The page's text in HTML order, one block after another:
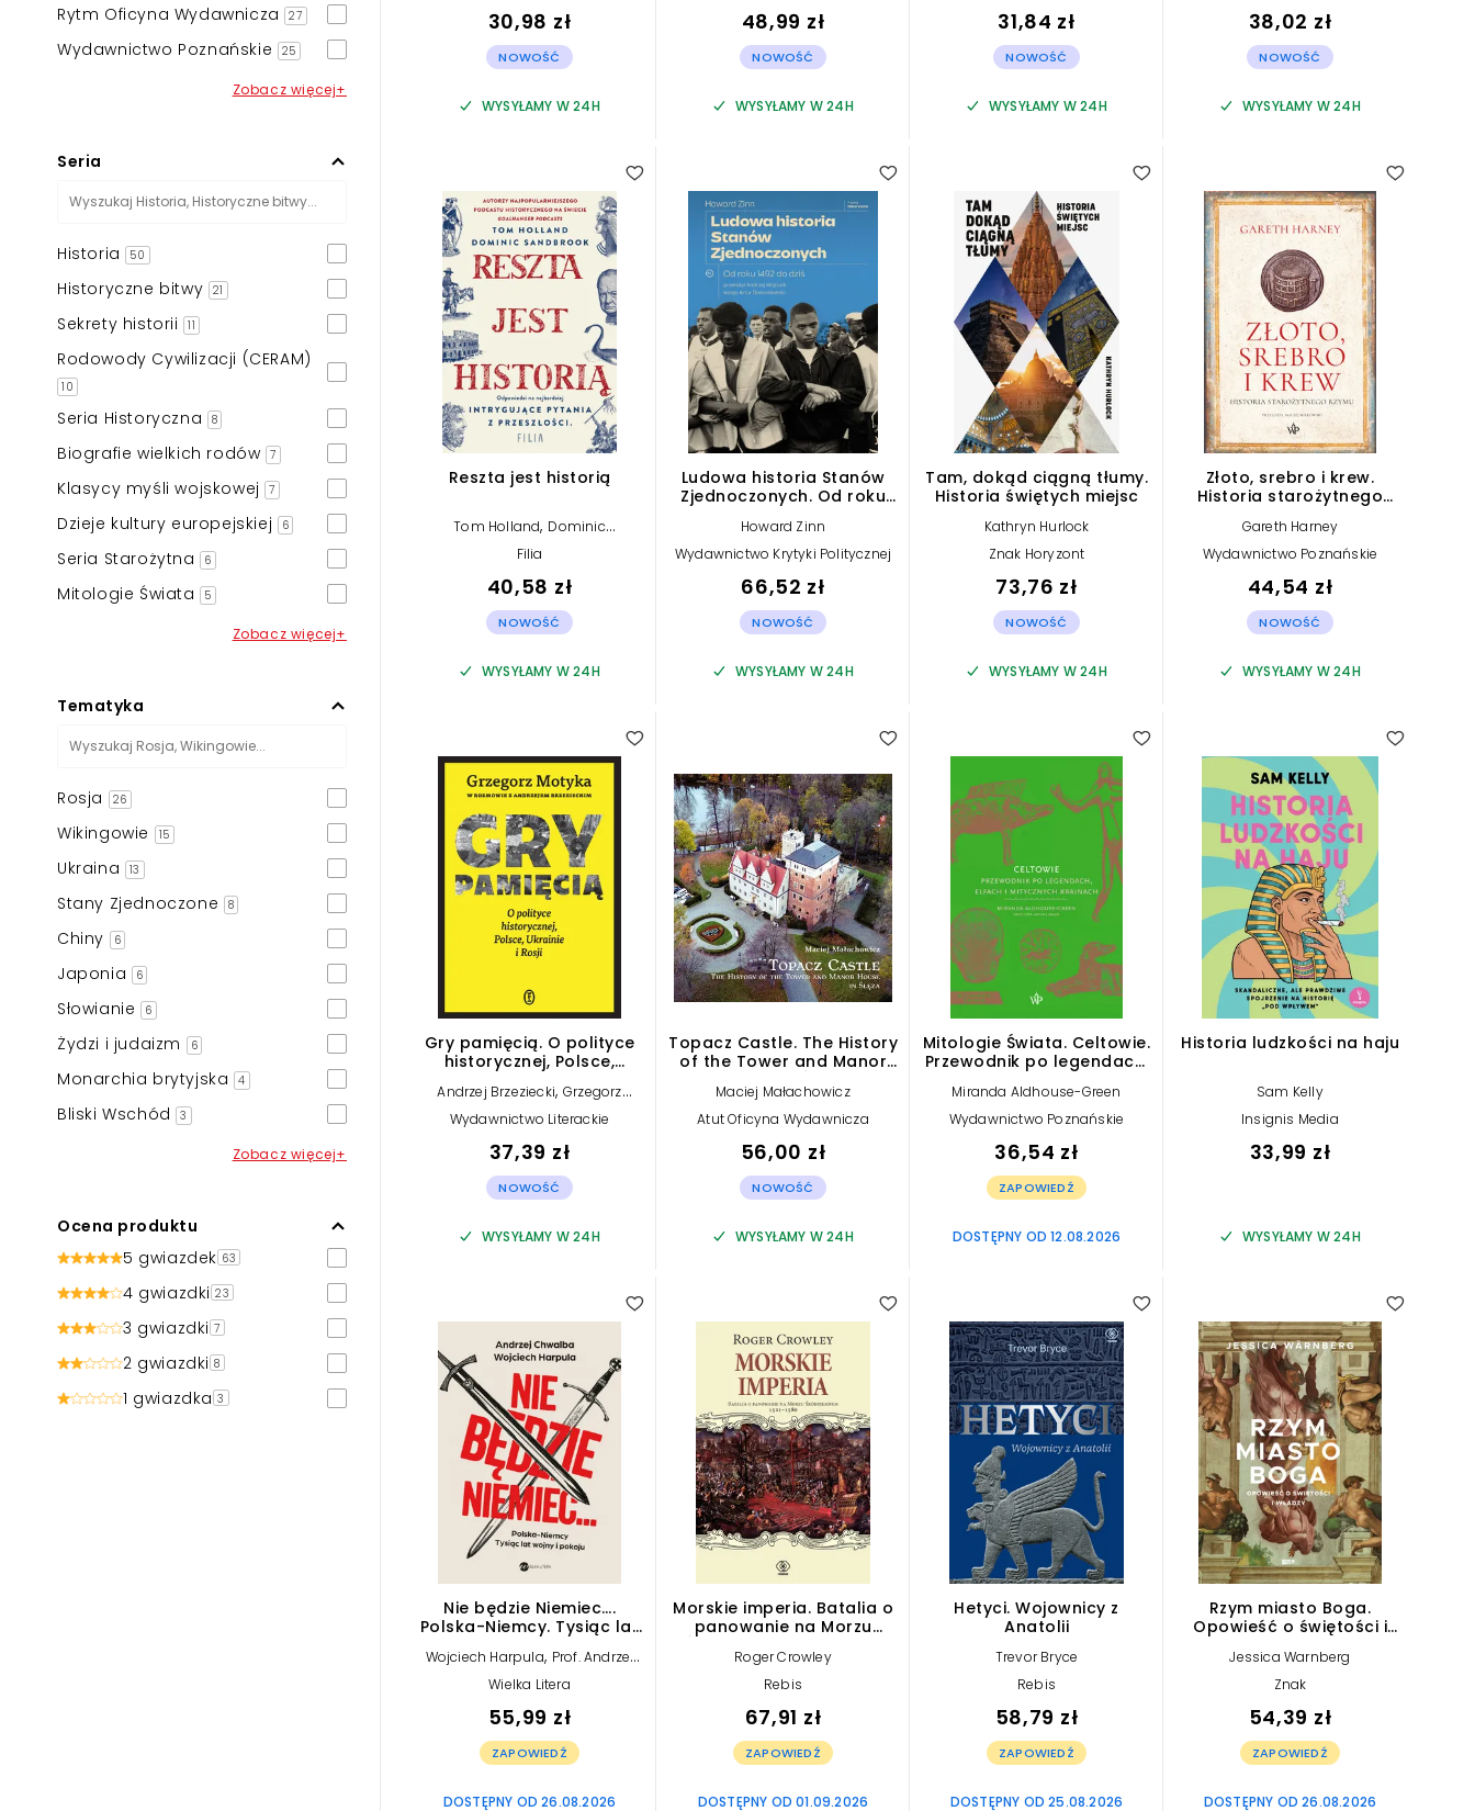
Rytm Oficyna Wydawnicza 27
Wydawnictwo Poznańskie 25
Zobacz więcej+
Seria
Historia 50
Historyczne bitwy 21
Sekrety historii 11
Rodowody Cywilizacji (CERAM)
10
Seria Historyczna 8
Biografie wielkich rodów 7
Klasycy myśli wojskowej 7
Dzieje kultury europejskiej 6
Seria Starożytna 6
Mitologie Świata 5
Zobacz więcej+
Tematyka
Rosja 26
Wikingowie 15
Ukraina 13
Stany Zjednoczone 8
Chiny 6
Japonia 6
Słowianie 6
Żydzi i judaizm 6
Monarchia brytyjska 4
Bliski Wschód 3
Zobacz więcej+
Ocena produktu
5 gwiazdek 63
4 gwiazdki 23
3 gwiazdki 7
2 gwiazdki 8
1 gwiazdka 3
30,98 zł
NOWOŚĆ
WYSYŁAMY W 24H
48,99 zł
NOWOŚĆ
WYSYŁAMY W 24H
31,84 zł
NOWOŚĆ
WYSYŁAMY W 24H
38,02 zł
NOWOŚĆ
WYSYŁAMY W 24H
Reszta jest historią
Tom Holland, Dominic
Sandbrook
Filia
40,58 zł
NOWOŚĆ
WYSYŁAMY W 24H
Ludowa historia Stanów
Zjednoczonych. Od roku
Howard Zinn
Wydawnictwo Krytyki Politycznej
66,52 zł
NOWOŚĆ
WYSYŁAMY W 24H
Tam, dokąd ciągną tłumy.
Historia świętych miejsc
Kathryn Hurlock
Znak Horyzont
73,76 zł
NOWOŚĆ
WYSYŁAMY W 24H
Złoto, srebro i krew.
Historia starożytnego
Gareth Harney
Wydawnictwo Poznańskie
44,54 zł
NOWOŚĆ
WYSYŁAMY W 24H
Gry pamięcią. O polityce
historycznej, Polsce,
Andrzej Brzeziecki,Grzegorz
Motyka
Wydawnictwo Literackie
37,39 zł
NOWOŚĆ
WYSYŁAMY W 24H
Topacz Castle. The History
of the Tower and Manor
Maciej Małachowicz
Atut Oficyna Wydawnicza
56,00 zł
NOWOŚĆ
WYSYŁAMY W 24H
Mitologie Świata. Celtowie.
Przewodnik po legendach,
krainach
Miranda Aldhouse-Green
Wydawnictwo Poznańskie
36,54 zł
ZAPOWIEDŹ
DOSTĘPNY OD 12.08.2026
Historia ludzkości na haju
Sam Kelly
Insignis Media
33,99 zł
WYSYŁAMY W 24H
Nie będzie Niemiec….
Polska-Niemcy. Tysiąc lat
Wojciech Harpula, Prof. Andrzej
Chwalba
Wielka Litera
55,99 zł
ZAPOWIEDŹ
DOSTĘPNY OD 26.08.2026
Morskie imperia. Batalia o
panowanie na Morzu
Roger Crowley
Rebis
67,91 zł
ZAPOWIEDŹ
DOSTĘPNY OD 01.09.2026
Hetyci. Wojownicy z
Anatolii
Trevor Bryce
Rebis
58,79 zł
ZAPOWIEDŹ
DOSTĘPNY OD 25.08.2026
Rzym miasto Boga.
Opowieść o świętości i
Jessica Warnberg
Znak
54,39 zł
ZAPOWIEDŹ
DOSTĘPNY OD 26.08.2026